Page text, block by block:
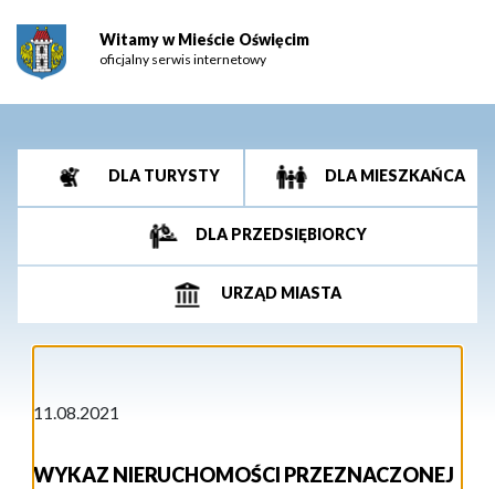
Witamy w Mieście Oświęcim
oficjalny serwis internetowy
DLA TURYSTY DLA MIESZKAŃCA
DLA PRZEDSIĘBIORCY
URZĄD MIASTA
11.08.2021
WYKAZ NIERUCHOMOŚCI PRZEZNACZONEJ